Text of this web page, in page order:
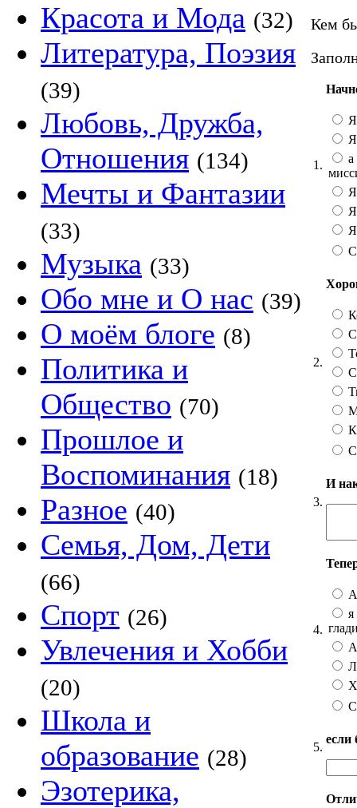
Красота и Мода (32)
Литература, Поэзия
(39)
Любовь, Дружба,
Отношения (134)
Мечты и Фантазии
(33)
Музыка (33)
Обо мне и О нас (39)
О моём блоге (8)
Политика и
Общество (70)
Прошлое и
Воспоминания (18)
Разное (40)
Семья, Дом, Дети
(66)
Спорт (26)
Увлечения и Хобби
(20)
Школа и
образование (28)
Эзотерика,
Кем
1.
а
2.
3.
И
4.
я
5.
если